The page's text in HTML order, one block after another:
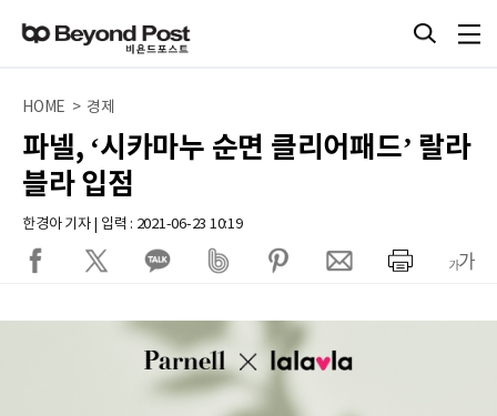
HOME > 경제
파넬, ‘시카마누 순면 클리어패드’ 랄라
블라 입점
한경아 기자 | 입력 : 2021-06-23 10:19